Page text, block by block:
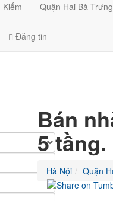
Kiếm Quận Hai Bà Trưng
Đăng tin
Bán
5
Hà Nội Quận